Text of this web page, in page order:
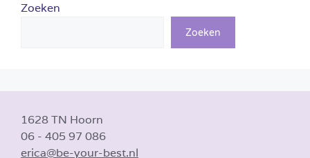
Zoeken
Zoeken
1628 TN Hoorn
06 - 405 97 086
erica@be-your-best.nl